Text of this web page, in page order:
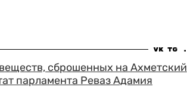
сброшенных на Ахметский
парламента Реваз Адамия